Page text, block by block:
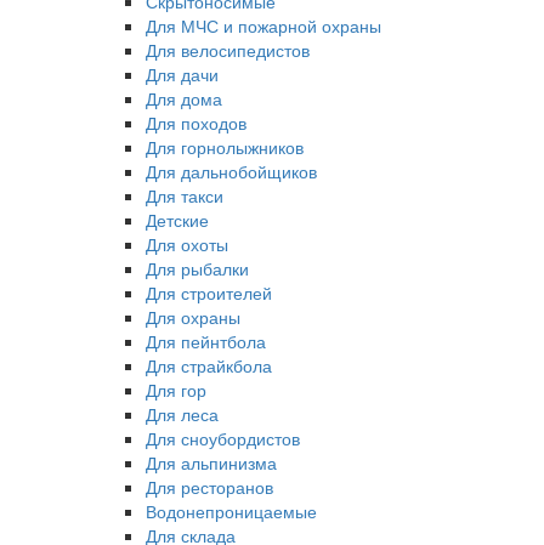
Для МЧС и пожарной охраны
Для велосипедистов
Для дачи
Для дома
Для походов
Для горнолыжников
Для дальнобойщиков
Для такси
Детские
Для охоты
Для рыбалки
Для строителей
Для охраны
Для пейнтбола
Для страйкбола
Для гор
Для леса
Для сноубордистов
Для альпинизма
Для ресторанов
Водонепроницаемые
Для склада